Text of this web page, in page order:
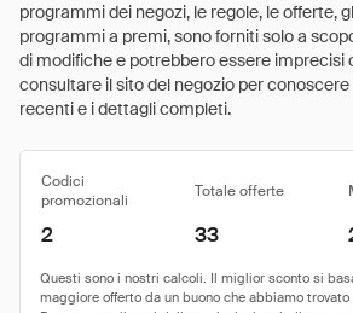
programmi dei negozi, le regole, le offerte,
programmi a premi, sono forniti solo a
di modifiche e potrebbero essere imprecisi
consultare il sito del negozio per
recenti e i dettagli completi.
Codici
promozionali
Totale offerte
2 33